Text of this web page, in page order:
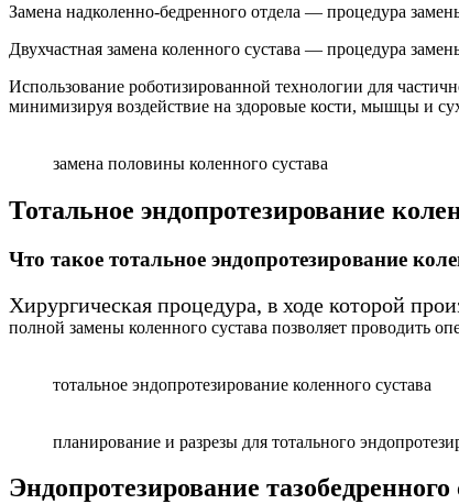
Замена надколенно-бедренного отдела — процедура
Двухчастная замена коленного сустава — процедура
Использование роботизированной технологии для
минимизируя воздействие на здоровые кости, мышцы и
замена половины коленного сустава
Тотальное эндопротезирование
Что такое тотальное эндопротезирование
Хирургическая процедура, в ходе которой
полной замены коленного сустава позволяет проводить
тотальное эндопротезирование коленного сустава
планирование и разрезы для тотального
Эндопротезирование тазобедренного